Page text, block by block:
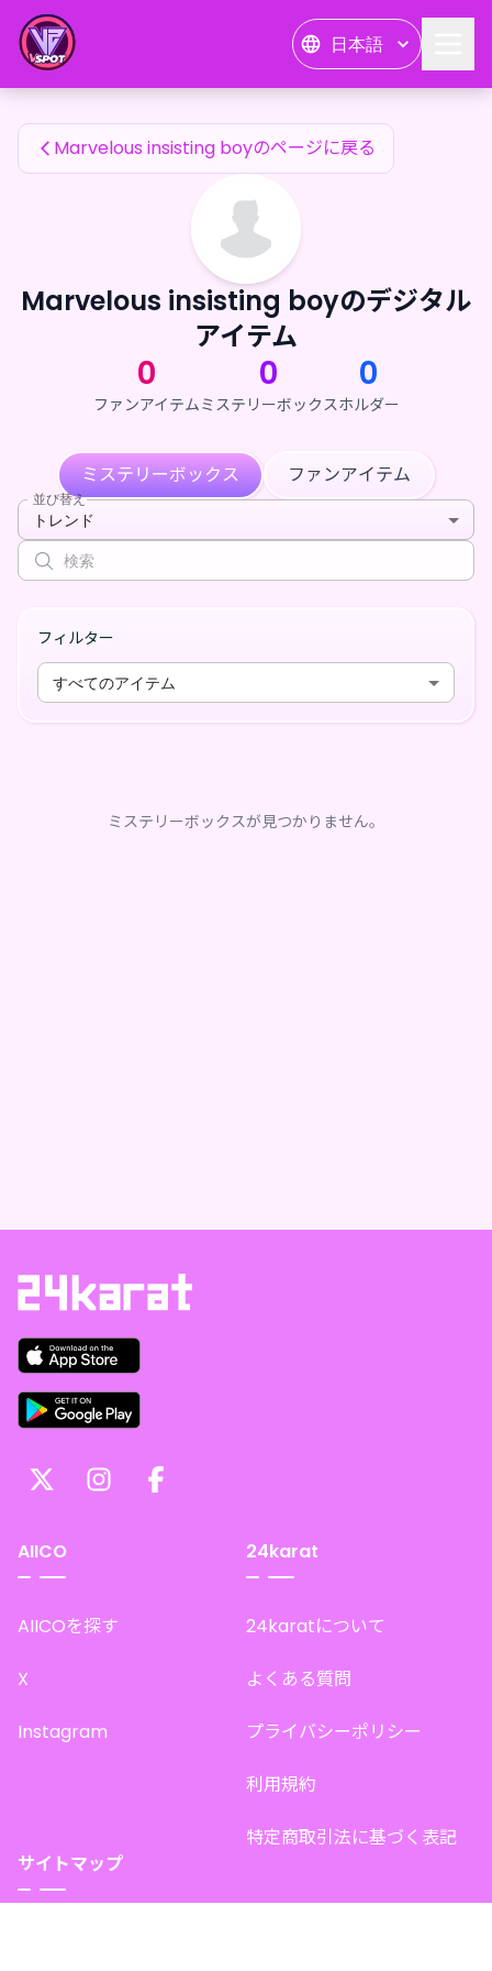
日本語
Marvelous insisting boyのファンアイテム
Marvelous insisting boyのページに戻る
Marvelous insisting boyのデジタル
アイテム
0
ファンアイテム
0
ミステリーボックス
0
ホルダー
ミステリーボックス ファンアイテム
並び替え
トレンド
フィルター
すべてのアイテム
ミステリーボックスが見つかりません。
AIICO
AIICOを探す
X
Instagram
24karat
24karatについて
よくある質問
プライバシーポリシー
利用規約
特定商取引法に基づく表記
サイトマップ
Marvelous insisting boyのファンアイテム — 24karat